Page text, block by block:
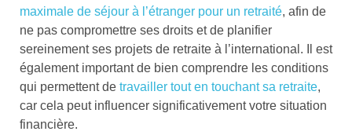
maximale de séjour à l’étranger pour un retraité, afin de
ne pas compromettre ses droits et de planifier
sereinement ses projets de retraite à l’international. Il est
également important de bien comprendre les conditions
qui permettent de travailler tout en touchant sa retraite,
car cela peut influencer significativement votre situation
financière.